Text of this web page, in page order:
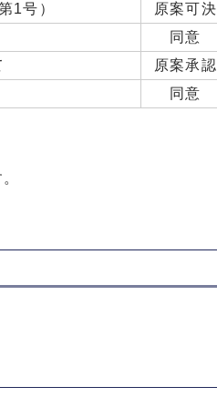
1号）
原案可決
同意
原案承認
同意